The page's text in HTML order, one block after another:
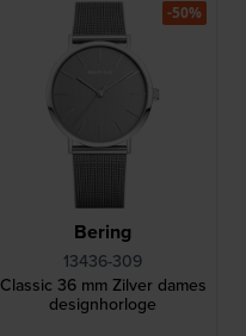
Bering
13436-309
Classic 36 mm Zilver dames
designhorloge
-50%